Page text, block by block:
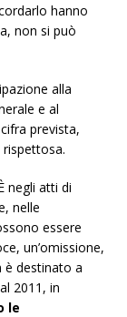
hanno
non si può
alla
e al
prevista,
negli atti di
nelle
essere
un’omissione,
è destinato a
2011, in
le